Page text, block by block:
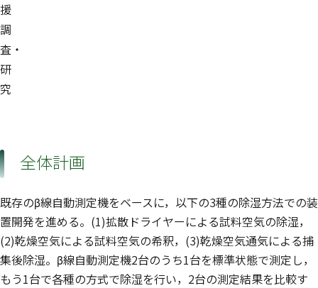
援
調
査・
研
究
全体計画
既存のβ線自動測定機をベースに，以下の3種の除湿方法での装
置開発を進める。(1)拡散ドライヤーによる試料空気の除湿，
(2)乾燥空気による試料空気の希釈，(3)乾燥空気通気による捕
集後除湿。β線自動測定機2台のうち1台を標準状態で測定し，
もう1台で各種の方式で除湿を行い，2台の測定結果を比較す